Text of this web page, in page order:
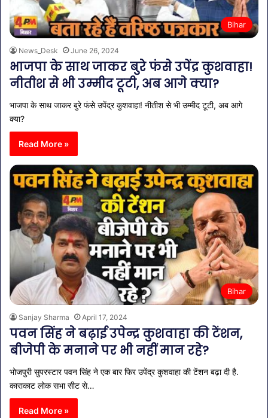
Bihar
News_Desk June 26, 2024
भाजपा के साथ जाकर बुरे फंसे उपेंद्र कुशवाहा!
नीतीश से भी उम्मीद टूटी, अब आगे क्या?
भाजपा के साथ जाकर बुरे फंसे उपेंद्र कुशवाहा! नीतीश से भी उम्मीद टूटी, अब आगे
क्या?
Read More »
Bihar
Sanjay Sharma April 17, 2024
पवन सिंह ने बढ़ाई उपेन्द्र कुशवाहा की टेंशन,
बीजेपी के मनाने पर भी नहीं मान रहे?
भोजपुरी सुपरस्टार पवन सिंह ने एक बार फिर उपेंद्र कुशवाहा की टेंशन बढ़ा दी है.
काराकाट लोक सभा सीट से…
Read More »